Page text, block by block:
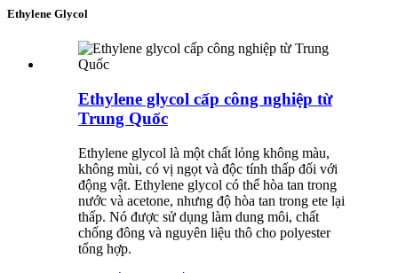
Ethylene Glycol
Ethylene glycol cấp công nghiệp từ
Trung Quốc
Ethylene glycol là một chất lỏng không màu,
không mùi, có vị ngọt và độc tính thấp đối với
động vật. Ethylene glycol có thể hòa tan trong
nước và acetone, nhưng độ hòa tan trong ete lại
thấp. Nó được sử dụng làm dung môi, chất
chống đông và nguyên liệu thô cho polyester
tổng hợp.